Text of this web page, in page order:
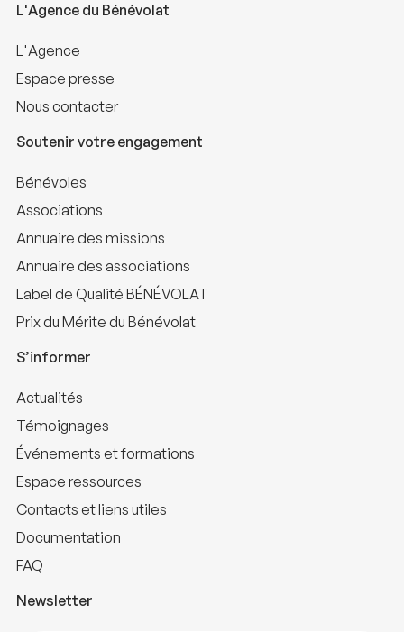
L'Agence du Bénévolat
L'Agence
Espace presse
Nous contacter
Soutenir votre engagement
Bénévoles
Associations
Annuaire des missions
Annuaire des associations
Label de Qualité BÉNÉVOLAT
Prix du Mérite du Bénévolat
S’informer
Actualités
Témoignages
Événements et formations
Espace ressources
Contacts et liens utiles
Documentation
FAQ
Newsletter